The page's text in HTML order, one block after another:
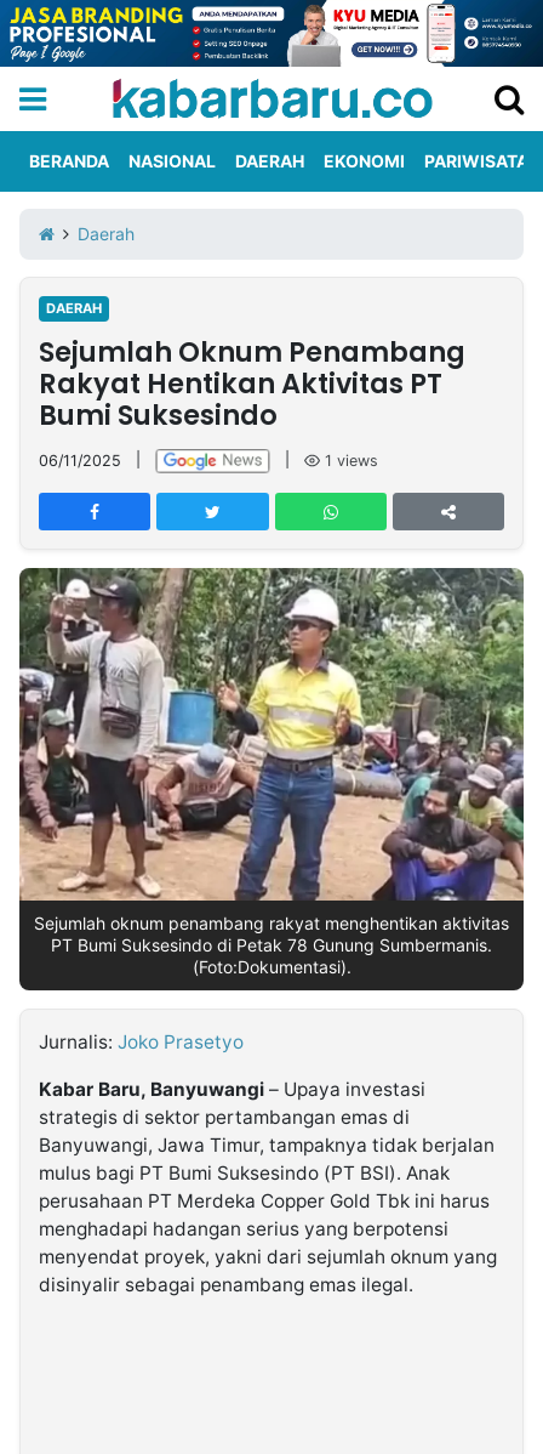
Iklan
Berita
Kami
Nasional
International
Olahraga
Entertainment
Daerah
Pariwisata
Kuliner
Kolom
Network
PT
TREETAN
INDONESIA
Partner
Insight
NTB
Suara
Time
Lens
IDN
Daily
Jogja
Jalan
Rakyat
Idealita
News
Kita
Notice
Dinamikapost.com
Radar
Baru
Seedbacklink
Follow
Kabarbaru
Kabarbaru.co
Kabarbaru
Media
BERANDA NASIONAL DAERAH EKONOMI PARIWISATA
Daerah
DAERAH
Sejumlah Oknum Penambang
Rakyat Hentikan Aktivitas PT
Bumi Suksesindo
06/11/2025 1 views
Sejumlah oknum penambang rakyat menghentikan aktivitas
PT Bumi Suksesindo di Petak 78 Gunung Sumbermanis.
(Foto:Dokumentasi).
Jurnalis: Joko Prasetyo
Kabar Baru, Banyuwangi – Upaya investasi
strategis di sektor pertambangan emas di
Banyuwangi, Jawa Timur, tampaknya tidak berjalan
mulus bagi PT Bumi Suksesindo (PT BSI). Anak
perusahaan PT Merdeka Copper Gold Tbk ini harus
menghadapi hadangan serius yang berpotensi
menyendat proyek, yakni dari sejumlah oknum yang
disinyalir sebagai penambang emas ilegal.